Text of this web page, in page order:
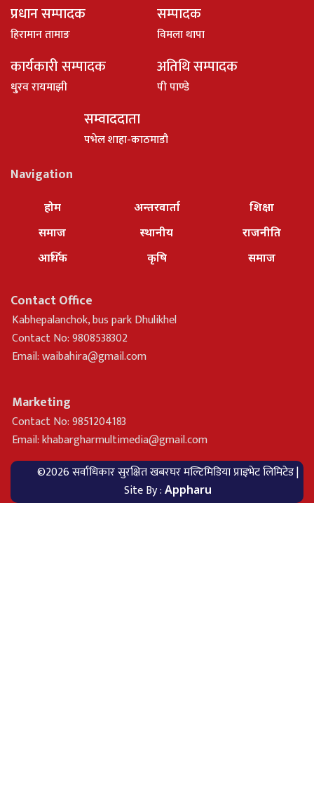
प्रधान सम्पादक
हिरामान तामाङ
सम्पादक
विमला थापा
कार्यकारी सम्पादक
धु्रव रायमाझी
अतिथि सम्पादक
पी पाण्डे
सम्वाददाता
पभेल शाहा-काठमाडौ
Navigation
होम
समाज
आर्थिक
अन्तरवार्ता
स्थानीय
कृषि
शिक्षा
राजनीति
समाज
Contact Office
Kabhepalanchok, bus park Dhulikhel
Contact No: 9808538302
Email:waibahira@gmail.com
Marketing
Contact No: 9851204183
Email:khabargharmultimedia@gmail.com
©2026 सर्वाधिकार सुरक्षित खबरघर मल्टिमिडिया प्राइभेट लिमिटेड |
Site By : Appharu